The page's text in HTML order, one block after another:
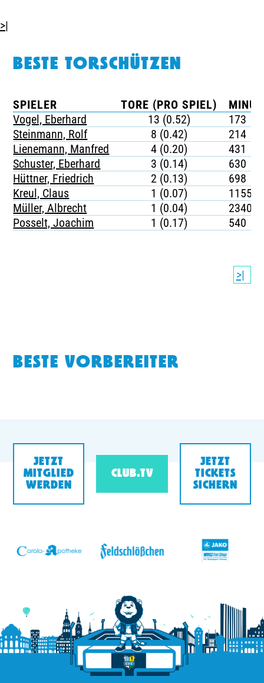
>|
BESTE TORSCHÜTZEN
SPIELER TORE (PRO SPIEL)
Vogel, Eberhard
13 (0.52)
173
Steinmann, Rolf
8 (0.42)
214
Lienemann, Manfred
4 (0.20)
431
Schuster, Eberhard
3 (0.14)
630
Hüttner, Friedrich
2 (0.13)
698
Kreul, Claus
1 (0.07)
1155
Müller, Albrecht
1 (0.04)
2340
Posselt, Joachim
1 (0.17) 540
>|
BESTE VORBEREITER
JETZT
MITGLIED
WERDEN
CLUB.TV
JETZT
TICKETS
SICHERN